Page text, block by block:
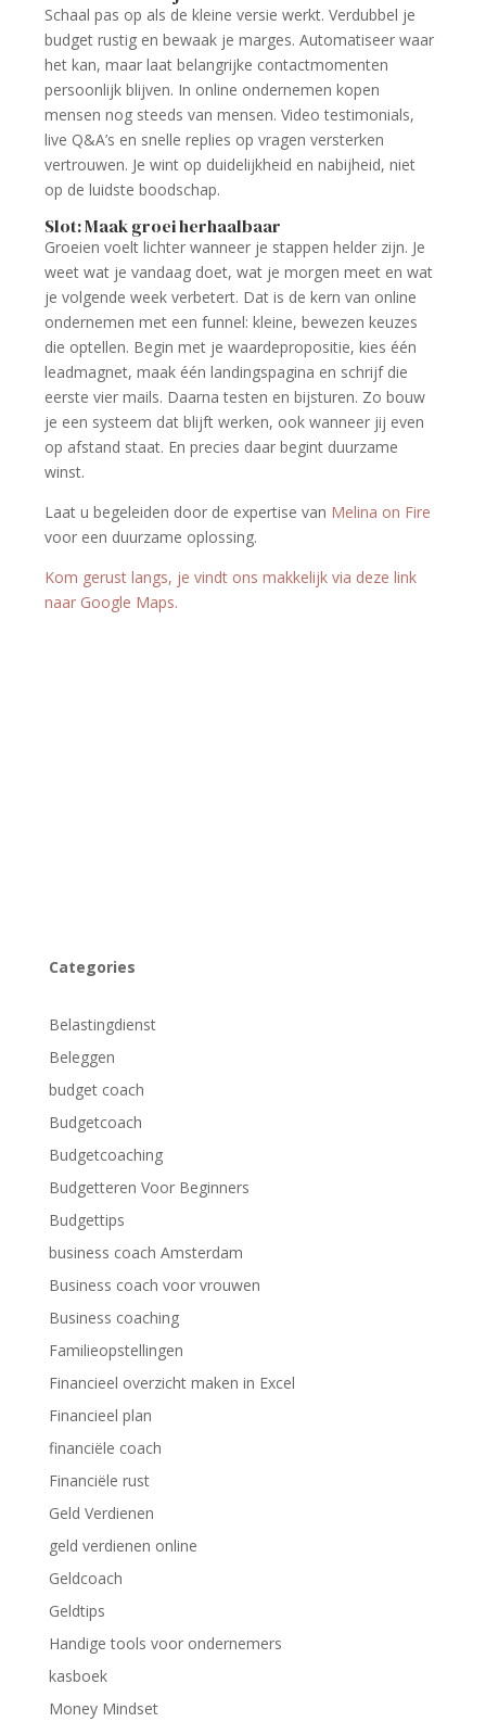
Schaal pas op als de kleine versie werkt. Verdubbel je
budget rustig en bewaak je marges. Automatiseer waar
het kan, maar laat belangrijke contactmomenten
persoonlijk blijven. In online ondernemen kopen
mensen nog steeds van mensen. Video testimonials,
live Q&A’s en snelle replies op vragen versterken
vertrouwen. Je wint op duidelijkheid en nabijheid, niet
op de luidste boodschap.
Slot: Maak groei herhaalbaar
Groeien voelt lichter wanneer je stappen helder zijn. Je
weet wat je vandaag doet, wat je morgen meet en wat
je volgende week verbetert. Dat is de kern van online
ondernemen met een funnel: kleine, bewezen keuzes
die optellen. Begin met je waardepropositie, kies één
leadmagnet, maak één landingspagina en schrijf die
eerste vier mails. Daarna testen en bijsturen. Zo bouw
je een systeem dat blijft werken, ook wanneer jij even
op afstand staat. En precies daar begint duurzame
winst.
Laat u begeleiden door de expertise van Melina on Fire
voor een duurzame oplossing.
Kom gerust langs, je vindt ons makkelijk via deze link
naar Google Maps.
Categories
Belastingdienst
Beleggen
budget coach
Budgetcoach
Budgetcoaching
Budgetteren Voor Beginners
Budgettips
business coach Amsterdam
Business coach voor vrouwen
Business coaching
Familieopstellingen
Financieel overzicht maken in Excel
Financieel plan
financiële coach
Financiële rust
Geld Verdienen
geld verdienen online
Geldcoach
Geldtips
Handige tools voor ondernemers
kasboek
Money Mindset